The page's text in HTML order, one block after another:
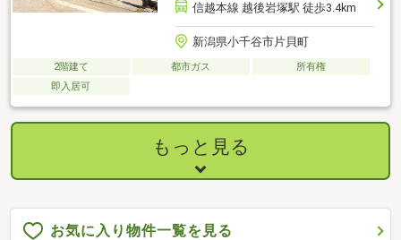
信越本線 越後岩塚駅 徒歩3.4km
新潟県小千谷市片貝町
2階建て 都市ガス
所有権
即入居可
もっと見る
お気に入り物件一覧を見る